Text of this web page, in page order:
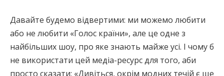
Давайте будемо відвертими: ми можемо любити
або не любити «Голос країни», але це одне з
найбільших шоу, про яке знають майже усі. І чому б
не використати цей медіа-ресурс для того, аби
просто сказати: «Дивіться, окрім модних течій є ще